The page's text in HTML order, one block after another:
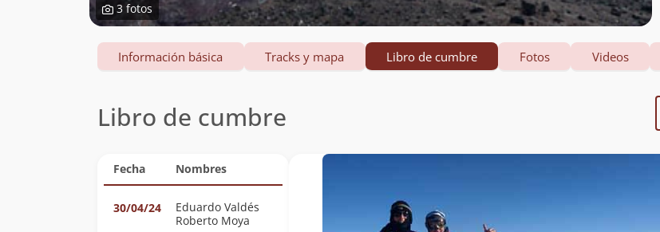
3 fotos
Información básica Tracks y mapa Libro de cumbre Fotos Videos
Libro de cumbre
Fecha Nombres
30/04/24
Eduardo Valdés
Roberto Moya